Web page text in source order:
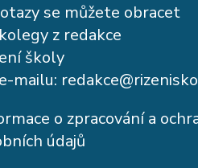
se můžete obracet
z redakce
školy
mailu:
o zpracování a
údajů